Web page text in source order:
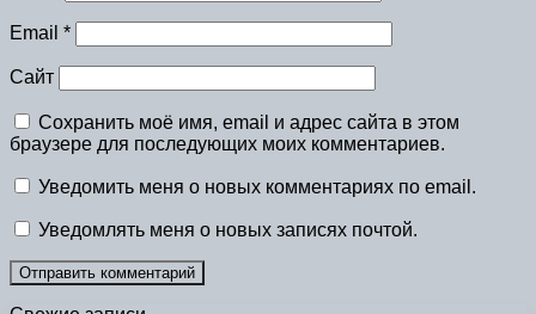
Email *
Сайт
Сохранить моё имя, email и адрес сайта в этом
браузере для последующих моих комментариев.
Уведомить меня о новых комментариях по email.
Уведомлять меня о новых записях почтой.